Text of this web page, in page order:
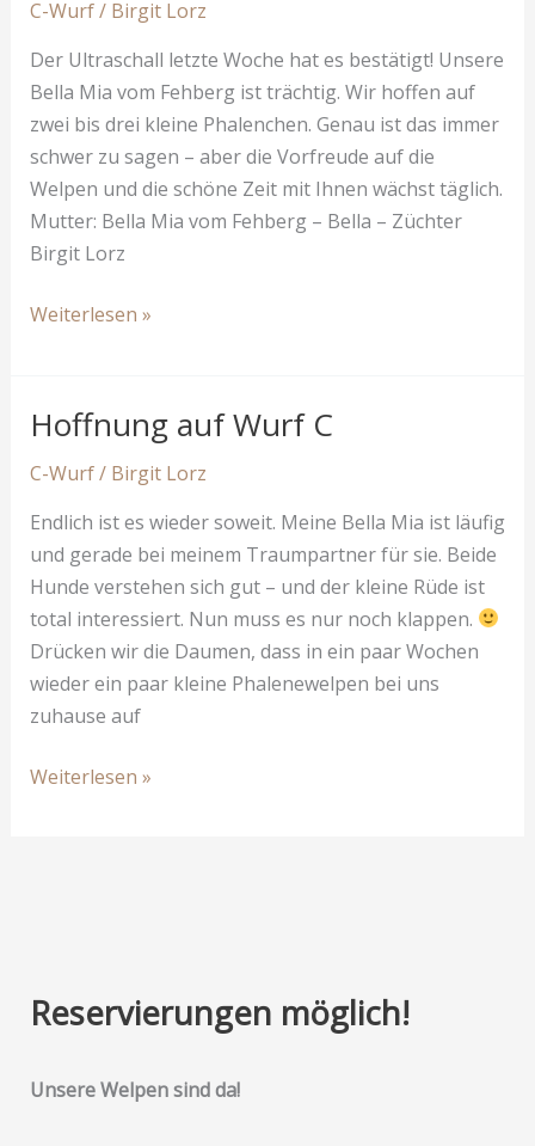
(C-
C-Wurf/ Birgit Lorz
Der Ultraschall letzte Woche hat es bestätigt! Unsere
Bella Mia vom Fehberg ist trächtig. Wir hoffen auf
zwei bis drei kleine Phalenchen. Genau ist das immer
schwer zu sagen – aber die Vorfreude auf die
Welpen und die schöne Zeit mit Ihnen wächst täglich.
Mutter: Bella Mia vom Fehberg – Bella – Züchter
Birgit Lorz
Wir
Weiterlesen »
Hoffnung auf Wurf C
C-Wurf/ Birgit Lorz
Endlich ist es wieder soweit. Meine Bella Mia ist läufig
und gerade bei meinem Traumpartner für sie. Beide
Hunde verstehen sich gut – und der kleine Rüde ist
total interessiert. Nun muss es nur noch klappen.
Drücken wir die Daumen, dass in ein paar Wochen
wieder ein paar kleine Phalenewelpen bei uns
zuhause auf
Hoffnung
Weiterlesen »
Reservierungen möglich!
Unsere Welpen sind da!